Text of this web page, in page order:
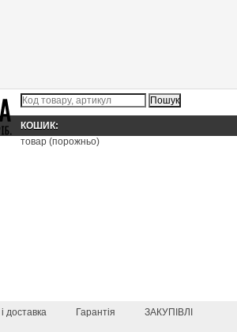
КОШИК:
товар (порожньо)
доставка Гарантія ЗАКУПІВЛІ